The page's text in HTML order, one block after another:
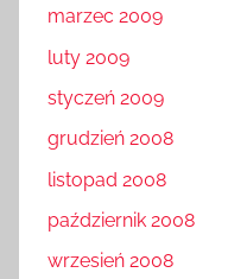
marzec 2009
luty 2009
styczeń 2009
grudzień 2008
listopad 2008
październik 2008
wrzesień 2008